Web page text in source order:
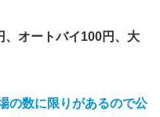
、オートバイ100円、大
の数に限りがあるので公